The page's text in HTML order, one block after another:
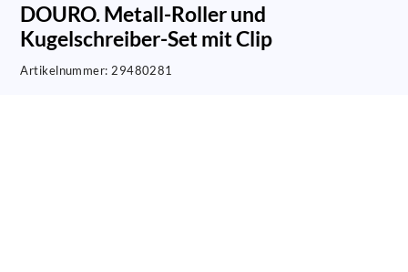
DOURO. Metall-Roller und
Kugelschreiber-Set mit Clip
Artikelnummer: 29480281